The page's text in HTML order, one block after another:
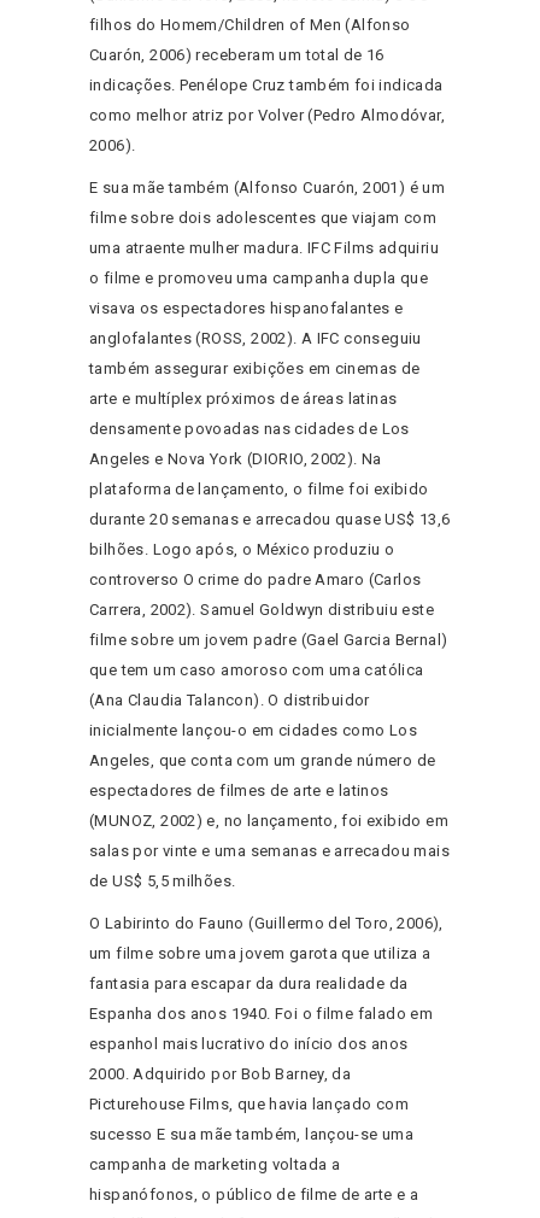
filhos do Homem/Children of Men (Alfonso
Cuarón, 2006) receberam um total de 16
indicações. Penélope Cruz também foi indicada
como melhor atriz por Volver (Pedro Almodóvar,
2006).
E sua mãe também (Alfonso Cuarón, 2001) é um
filme sobre dois adolescentes que viajam com
uma atraente mulher madura. IFC Films adquiriu
o filme e promoveu uma campanha dupla que
visava os espectadores hispanofalantes e
anglofalantes (ROSS, 2002). A IFC conseguiu
também assegurar exibições em cinemas de
arte e multíplex próximos de áreas latinas
densamente povoadas nas cidades de Los
Angeles e Nova York (DIORIO, 2002). Na
plataforma de lançamento, o filme foi exibido
durante 20 semanas e arrecadou quase US$ 13,6
bilhões. Logo após, o México produziu o
controverso O crime do padre Amaro (Carlos
Carrera, 2002). Samuel Goldwyn distribuiu este
filme sobre um jovem padre (Gael Garcia Bernal)
que tem um caso amoroso com uma católica
(Ana Claudia Talancon). O distribuidor
inicialmente lançou-o em cidades como Los
Angeles, que conta com um grande número de
espectadores de filmes de arte e latinos
(MUNOZ, 2002) e, no lançamento, foi exibido em
salas por vinte e uma semanas e arrecadou mais
de US$ 5,5 milhões.
O Labirinto do Fauno (Guillermo del Toro, 2006),
um filme sobre uma jovem garota que utiliza a
fantasia para escapar da dura realidade da
Espanha dos anos 1940. Foi o filme falado em
espanhol mais lucrativo do início dos anos
2000. Adquirido por Bob Barney, da
Picturehouse Films, que havia lançado com
sucesso E sua mãe também, lançou-se uma
campanha de marketing voltada a
hispanófonos, o público de filme de arte e a